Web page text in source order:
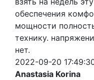
обеспечения
мощности
технику.
нет.
2022-09-20
Anastasia Korina